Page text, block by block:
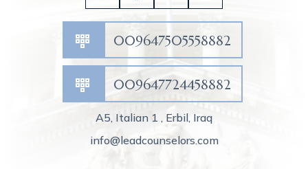
009647505558882
009647724458882
A5, Italian 1 , Erbil, Iraq
info@leadcounselors.com